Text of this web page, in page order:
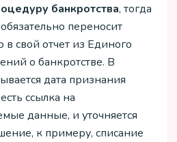
банкротства, тогда
переносит
свой отчет из Единого
о банкротстве. В
дата признания
ссылка на
данные, и уточняется
к примеру, списание